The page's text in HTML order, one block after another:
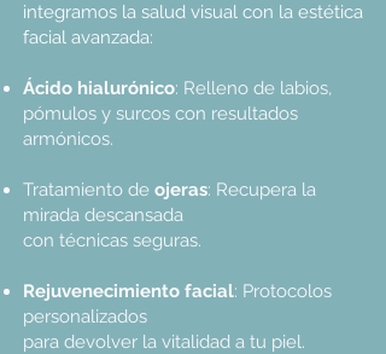
integramos la salud visual con la estética
facial avanzada:​
Ácido hialurónico: Relleno de labios,
pómulos y surcos con resultados
armónicos.
Tratamiento de ojeras: Recupera la
mirada descansada
con técnicas seguras.
Rejuvenecimiento facial: Protocolos
personalizados
para devolver la vitalidad a tu piel.